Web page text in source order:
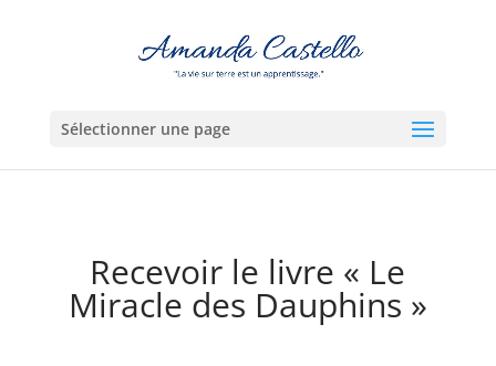
Sélectionner une page
Recevoir le livre « Le
Miracle des Dauphins »